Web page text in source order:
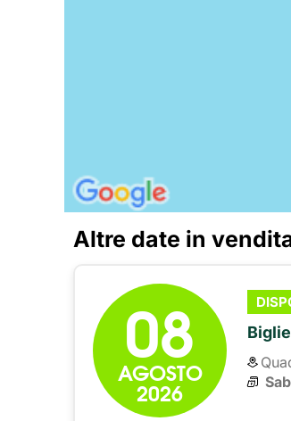
Altre date in
08
AGOSTO
2026